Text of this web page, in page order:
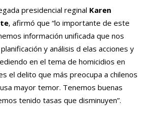
presidencial reginal Karen
, afirmó que “lo importante de este
información unificada que nos
y análisis d elas acciones y
en el tema de homicidios en
el delito que más preocupa a chilenos
mayor temor. Tenemos buenas
tenido tasas que disminuyen”.